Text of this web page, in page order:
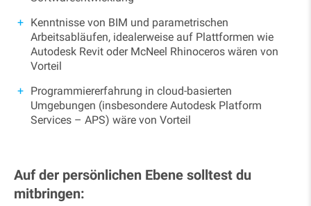
Kenntnisse von BIM und parametrischen
Arbeitsabläufen, idealerweise auf Plattformen wie
Autodesk Revit oder McNeel Rhinoceros wären von
Vorteil
Programmiererfahrung in cloud-basierten
Umgebungen (insbesondere Autodesk Platform
Services – APS) wäre von Vorteil
Auf der persönlichen Ebene solltest du
mitbringen: